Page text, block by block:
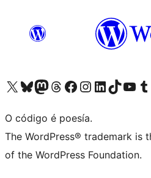
Visita la cuenta de X (anteriormente Twitter)
Visita a nosa conta de Bluesky
Visita a nosa conta de Mastodon
Visita a nosa conta de Threads
Visita a nosa páxina de Facebook
Visita a nosa conta de Instagram
Visita a nosa conta de LinkedIn
Visita a nosa conta de TikTok
Visita a nosaVisita
O código é poesía.
The WordPress® trademark is
of the WordPress Foundation.